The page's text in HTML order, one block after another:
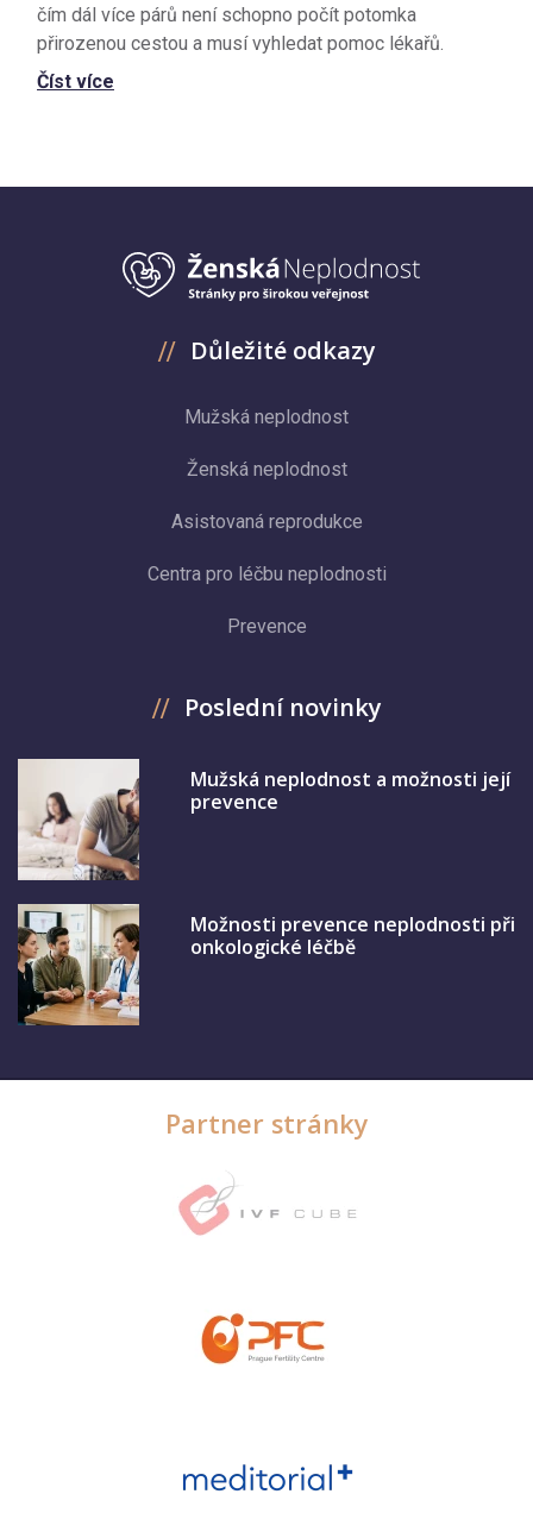
čím dál více párů není schopno počít potomka
přirozenou cestou a musí vyhledat pomoc lékařů.
Číst více
Důležité odkazy
Mužská neplodnost
Ženská neplodnost
Asistovaná reprodukce
Centra pro léčbu neplodnosti
Prevence
Poslední novinky
Mužská neplodnost a možnosti její
prevence
Možnosti prevence neplodnosti při
onkologické léčbě
Partner stránky